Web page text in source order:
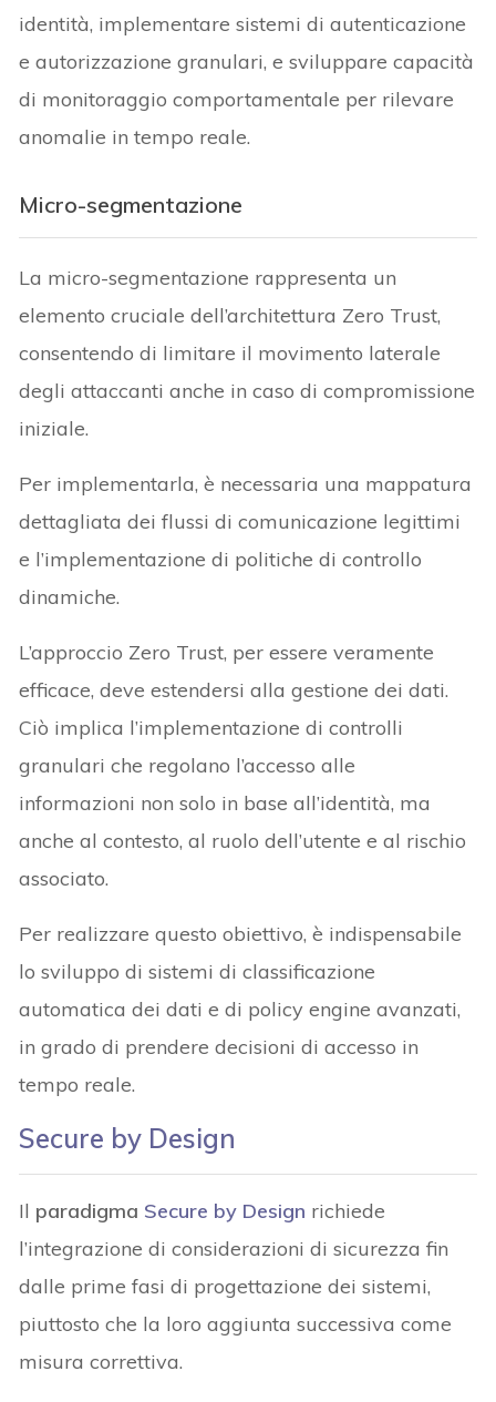
identità, implementare sistemi di autenticazione
e autorizzazione granulari, e sviluppare capacità
di monitoraggio comportamentale per rilevare
anomalie in tempo reale.
Micro-segmentazione
La micro-segmentazione rappresenta un
elemento cruciale dell’architettura Zero Trust,
consentendo di limitare il movimento laterale
degli attaccanti anche in caso di compromissione
iniziale.
Per implementarla, è necessaria una mappatura
dettagliata dei flussi di comunicazione legittimi
e l’implementazione di politiche di controllo
dinamiche.
L’approccio Zero Trust, per essere veramente
efficace, deve estendersi alla gestione dei dati.
Ciò implica l’implementazione di controlli
granulari che regolano l’accesso alle
informazioni non solo in base all’identità, ma
anche al contesto, al ruolo dell’utente e al rischio
associato.
Per realizzare questo obiettivo, è indispensabile
lo sviluppo di sistemi di classificazione
automatica dei dati e di policy engine avanzati,
in grado di prendere decisioni di accesso in
tempo reale.
Secure by Design
Il paradigma Secure by Design richiede
l’integrazione di considerazioni di sicurezza fin
dalle prime fasi di progettazione dei sistemi,
piuttosto che la loro aggiunta successiva come
misura correttiva.